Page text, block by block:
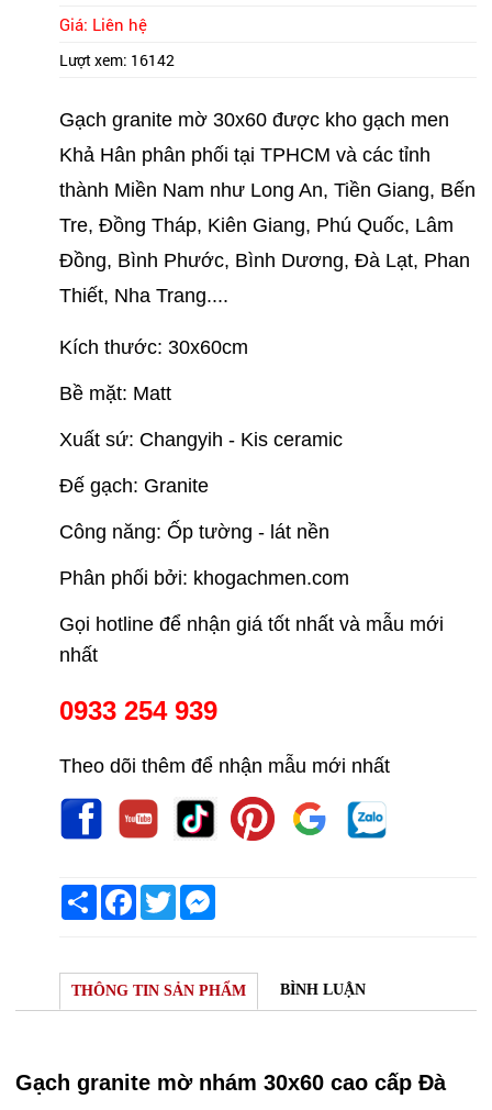
Giá: Liên hệ
Lượt xem: 16142
Gạch granite mờ 30x60 được kho gạch men
Khả Hân phân phối tại TPHCM và các tỉnh
thành Miền Nam như Long An, Tiền Giang, Bến
Tre, Đồng Tháp, Kiên Giang, Phú Quốc, Lâm
Đồng, Bình Phước, Bình Dương, Đà Lạt, Phan
Thiết, Nha Trang....
Kích thước: 30x60cm
Bề mặt: Matt
Xuất sứ: Changyih - Kis ceramic
Đế gạch: Granite
Công năng: Ốp tường - lát nền
Phân phối bởi: khogachmen.com
Gọi hotline để nhận giá tốt nhất và mẫu mới
nhất
0933 254 939
Theo dõi thêm để nhận mẫu mới nhất
Share Facebook
Twitter
THÔNG TIN SẢN PHẨM BÌNH LUẬN
Gạch granite mờ nhám 30x60 cao cấp Đà